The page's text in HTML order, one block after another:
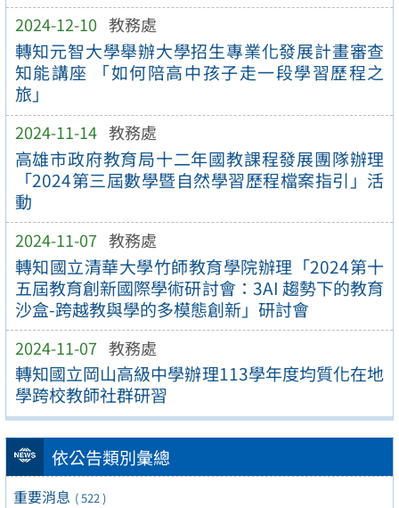
2024-12-10 教務處
轉知元智大學舉辦大學招生專業化發展計畫審查
知能講座 「如何陪高中孩子走一段學習歷程之
旅」
2024-11-14 教務處
高雄市政府教育局十二年國教課程發展團隊辦理
「2024第三屆數學暨自然學習歷程檔案指引」活
動
2024-11-07 教務處
轉知國立清華大學竹師教育學院辦理「2024第十
五屆教育創新國際學術研討會：3AI 趨勢下的教育
沙盒-跨越教與學的多模態創新」研討會
2024-11-07 教務處
轉知國立岡山高級中學辦理113學年度均質化在地
學跨校教師社群研習
依公告類別彙總
重要消息 ( 522 )